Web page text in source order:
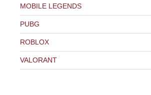
MOBILE LEGENDS
PUBG
ROBLOX
VALORANT